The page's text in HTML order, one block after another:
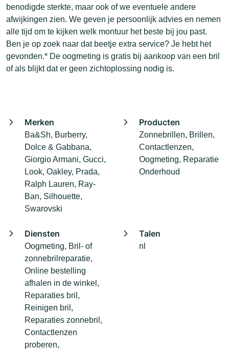
benodigde sterkte, maar ook of we eventuele andere
afwijkingen zien. We geven je persoonlijk advies en nemen
alle tijd om te kijken welk montuur het beste bij jou past.
Ben je op zoek naar dat beetje extra service? Je hebt het
gevonden.* De oogmeting is gratis bij aankoop van een bril
of als blijkt dat er geen zichtoplossing nodig is.
Merken
Ba&Sh, Burberry,
Dolce & Gabbana,
Giorgio Armani, Gucci,
Look, Oakley, Prada,
Ralph Lauren, Ray-
Ban, Silhouette,
Swarovski
Producten
Zonnebrillen, Brillen,
Contactlenzen,
Oogmeting, Reparatie
Onderhoud
Diensten
Oogmeting, Bril- of
zonnebrilreparatie,
Online bestelling
afhalen in de winkel,
Reparaties bril,
Reinigen bril,
Reparaties zonnebril,
Contactlenzen
proberen,
Talen
nl